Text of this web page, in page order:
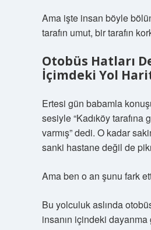
Ama işte insan böyle
tarafın umut, bir tarafın
Otobüs Hatları
İçimdeki Yol
Ertesi gün babamla
sesiyle “Kadıköy tarafına
varmış” dedi. O kadar
sanki hastane değil de
Ama ben o an şunu fark
Bu yolculuk aslında
insanın içindeki